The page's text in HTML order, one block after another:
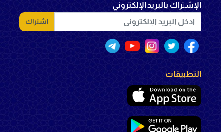
الإشتراك بالبريد الإلكتروني
اشتراك
التطبيقات